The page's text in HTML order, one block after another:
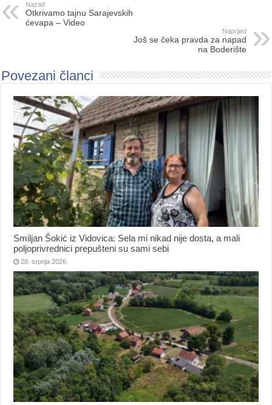
Nazad
Otkrivamo tajnu Sarajevskih
ćevapa – Video
Naprijed
Još se čeka pravda za napad
na Boderište
Povezani članci
Smiljan Šokić iz Vidovica: Sela mi nikad nije dosta, a mali
poljoprivrednici prepušteni su sami sebi
28. srpnja 2026.